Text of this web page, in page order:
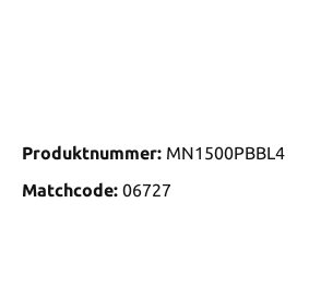
Produktnummer: MN1500PBBL4
Matchcode: 06727